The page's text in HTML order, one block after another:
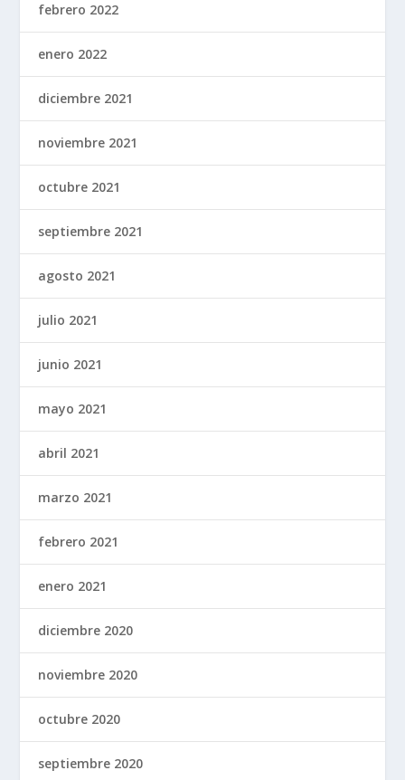
febrero 2022
enero 2022
diciembre 2021
noviembre 2021
octubre 2021
septiembre 2021
agosto 2021
julio 2021
junio 2021
mayo 2021
abril 2021
marzo 2021
febrero 2021
enero 2021
diciembre 2020
noviembre 2020
octubre 2020
septiembre 2020